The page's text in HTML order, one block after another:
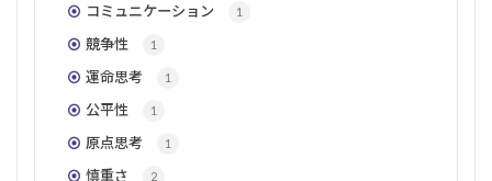
コミュニケーション 1
競争性 1
運命思考 1
公平性 1
原点思考 1
慎重さ 2